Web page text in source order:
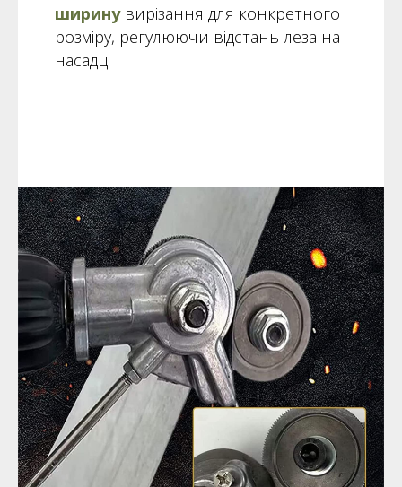
ширинувирізання для конкретного
розміру, регулюючи відстань леза на
насадці